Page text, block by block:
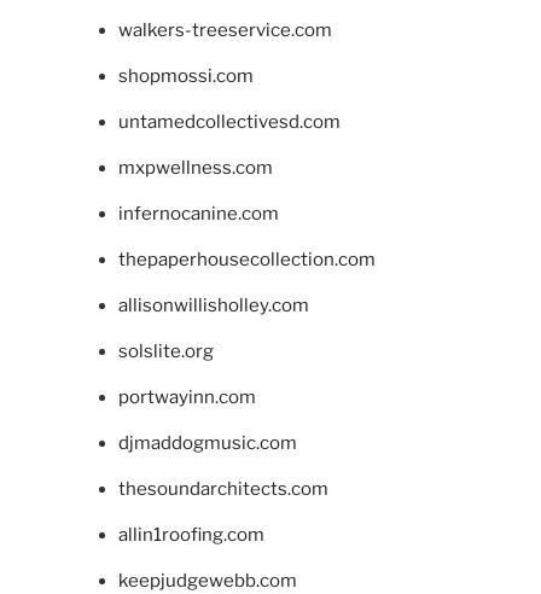
walkers-treeservice.com
shopmossi.com
untamedcollectivesd.com
mxpwellness.com
infernocanine.com
thepaperhousecollection.com
allisonwillisholley.com
solslite.org
portwayinn.com
djmaddogmusic.com
thesoundarchitects.com
allin1roofing.com
keepjudgewebb.com